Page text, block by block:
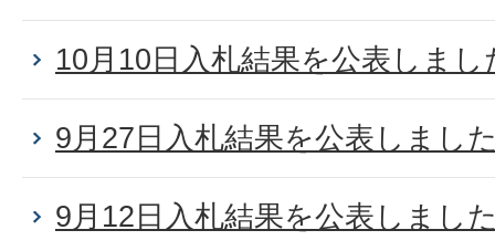
10月10日入札結果を公表しまし
9月27日入札結果を公表しまし
9月12日入札結果を公表しまし